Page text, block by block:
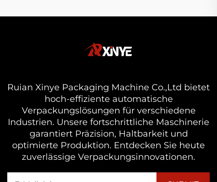
Ruian Xinye Packaging Machine Co.,Ltd bietet
hoch-effiziente automatische
Verpackungslösungen für verschiedene
Industrien. Unsere fortschrittliche Maschinerie
garantiert Präzision, Haltbarkeit und
optimierte Produktion. Entdecken Sie heute
zuverlässige Verpackungsinnovationen.